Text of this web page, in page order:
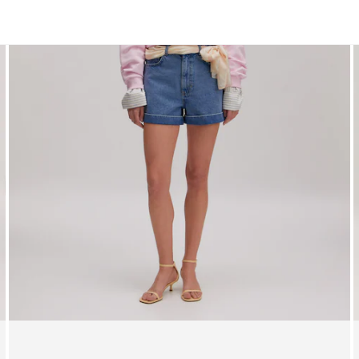
Shorts Jupes Hauts Pantalons